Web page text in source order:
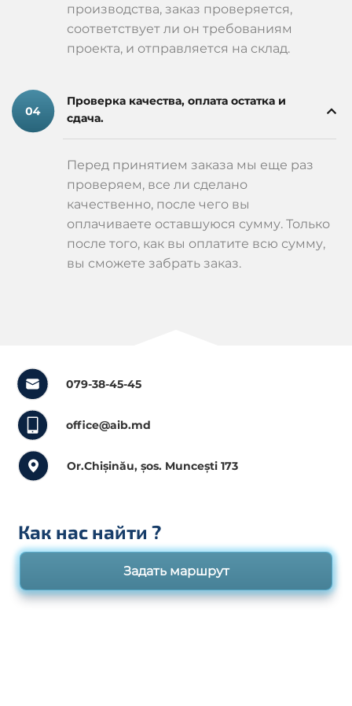
производства, заказ проверяется,
соответствует ли он требованиям
проекта, и отправляется на склад.
Проверка качества, оплата остатка и
сдача.
Перед принятием заказа мы еще раз
проверяем, все ли сделано
качественно, после чего вы
оплачиваете оставшуюся сумму. Только
после того, как вы оплатите всю сумму,
вы сможете забрать заказ.
079-38-45-45
office@aib.md
Or.Chișinău, șos. Muncești 173
Как нас найти ?
Задать маршрут